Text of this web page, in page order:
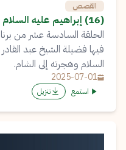
القصص
(16) إبراهيم عليه السلام (4) هجرة إبراهيم إلى الشام
الحلقة السادسة عشر من
فيها فضيلة الشيخ عبد
السلام وهجرته إلى الشام.
2025-07-01
استمع تنزيل